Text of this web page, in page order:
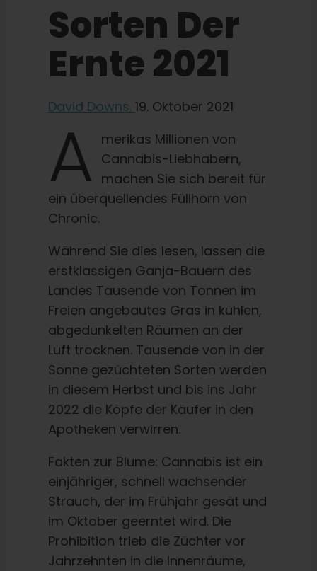
Lernen Sie
Presse
Pheno-Jagd
Erhaltung der karibischen Genetik
Kontakt
Shop
Deutsch
nach:
Sorten Der
Ernte 2021
David Downs. 19. Oktober 2021
A merikas Millionen von
Cannabis-Liebhabern,
machen Sie sich bereit für
ein überquellendes Füllhorn von
Chronic.
Während Sie dies lesen, lassen die
erstklassigen Ganja-Bauern des
Landes Tausende von Tonnen im
Freien angebautes Gras in kühlen,
abgedunkelten Räumen an der
Luft trocknen. Tausende von in der
Sonne gezüchteten Sorten werden
in diesem Herbst und bis ins Jahr
2022 die Köpfe der Käufer in den
Apotheken verwirren.
Fakten zur Blume: Cannabis ist ein
einjähriger, schnell wachsender
Strauch, der im Frühjahr gesät und
im Oktober geerntet wird. Die
Prohibition trieb die Züchter vor
Jahrzehnten in die Innenräume,